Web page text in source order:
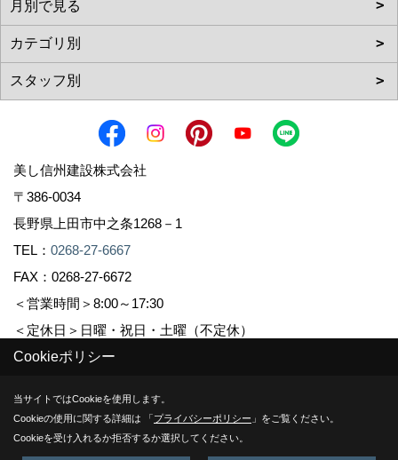
美し信州建設株式会社
〒386-0034
長野県上田市中之条1268－1
TEL： 0268-27-6667
FAX：0268-27-6672
＜営業時間＞8:00～17:30
＜定休日＞日曜・祝日・土曜（不定休）
Copyright (c) Sinshuu. All Rights Reserved.
Produced byゴデスクリエイト
Cookieポリシー
当サイトではCookieを使用します。
Cookieの使用に関する詳細は 「プライバシーポリシー 」をご覧ください。
Cookieを受け入れるか拒否するか選択してください。